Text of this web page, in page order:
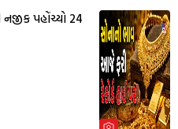
નજીક પહોંચ્યો 24